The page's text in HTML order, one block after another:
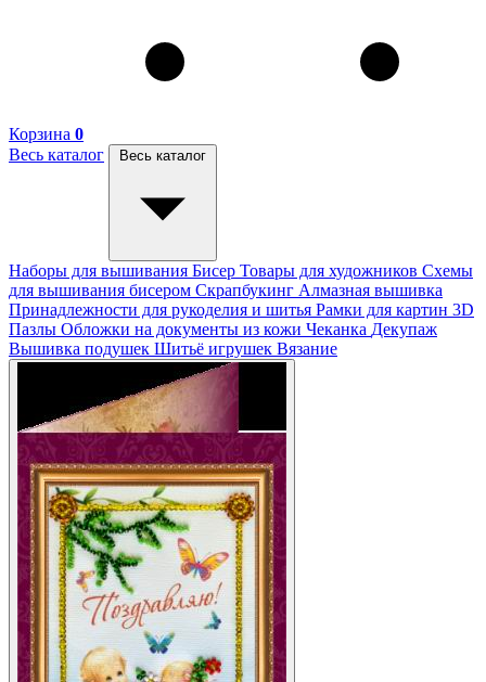
Корзина 0
Весь каталог
Весь каталог
Наборы для вышивания Бисер Товары для художников Схемы
для вышивания бисером Скрапбукинг Алмазная вышивка
Принадлежности для рукоделия и шитья Рамки для картин 3D
Пазлы Обложки на документы из кожи Чеканка Декупаж
Вышивка подушек Шитьё игрушек Вязание